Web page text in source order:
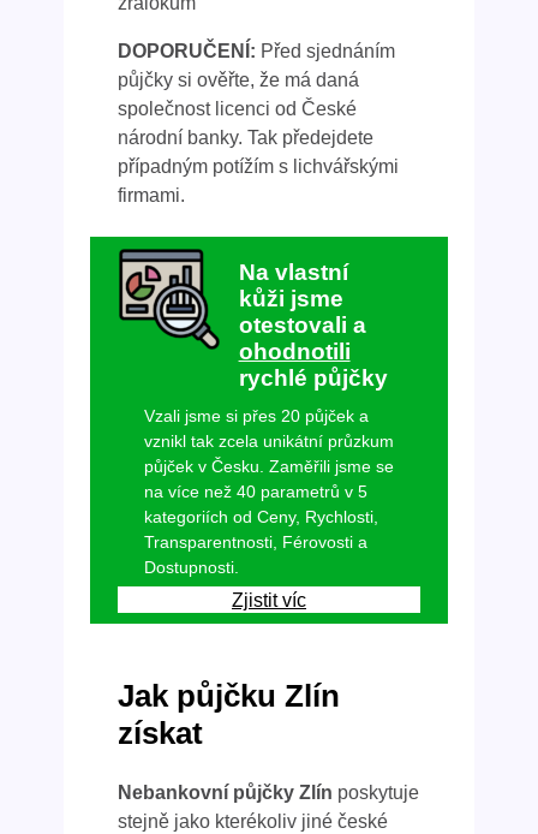
DOPORUČENÍ: Před sjednáním
půjčky si ověřte, že má daná
společnost licenci od České
národní banky. Tak předejdete
případným potížím s lichvářskými
firmami.
Na vlastní
kůži jsme
otestovali a
ohodnotili
rychlé půjčky
Vzali jsme si přes 20 půjček a
vznikl tak zcela unikátní průzkum
půjček v Česku. Zaměřili jsme se
na více než 40 parametrů v 5
kategoriích od Ceny, Rychlosti,
Transparentnosti, Férovosti a
Dostupnosti.
Zjistit víc
Jak půjčku Zlín
získat
Nebankovní půjčky Zlín poskytuje
stejně jako kterékoliv jiné české